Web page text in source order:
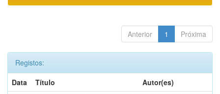
Anterior 1 Próxima
Registos:
Data
Título
Autor(es)